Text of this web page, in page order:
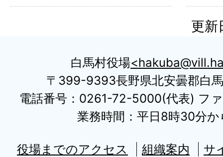
更新
白馬村役場
〒399-9393長野県北安曇郡白
電話番号：0261-72-5000(代表) フ
業務時間：平日8時30分か
役場までのアクセス 組織案内
サ